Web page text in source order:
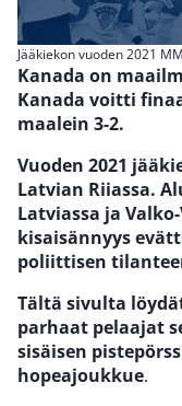
Jääkiekon vuoden 2021
Kanada on
Kanada voitti
maalein 3-2.
Vuoden 2021
Latvian Riiassa.
Latviassa ja
kisaisännyys
poliittisen
Tältä sivulta
parhaat pelaajat
sisäisen
hopeajoukkue.